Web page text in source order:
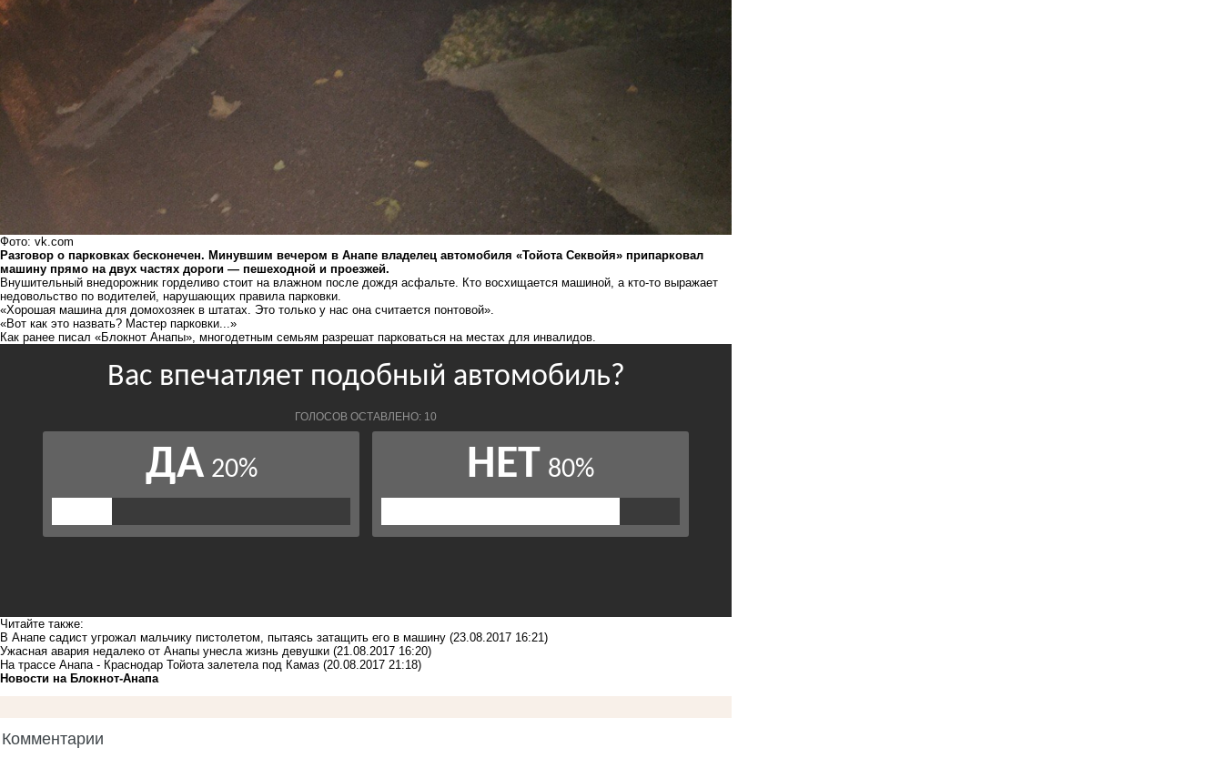
Фото: vk.com
Разговор о парковках бесконечен. Минувшим вечером в Анапе владелец автомобиля «Тойота Секвойя» припарковал
машину прямо на двух частях дороги — пешеходной и проезжей.
Внушительный внедорожник горделиво стоит на влажном после дождя асфальте. Кто восхищается машиной, а кто-то выражает
недовольство по водителей, нарушающих правила парковки.
«Хорошая машина для домохозяек в штатах. Это только у нас она считается понтовой».
«Вот как это назвать? Мастер парковки...»
Как ранее писал «Блокнот Анапы», многодетным семьям разрешат парковаться на местах для инвалидов.
Читайте также:
В Анапе садист угрожал мальчику пистолетом, пытаясь затащить его в машину (23.08.2017 16:21)
Ужасная авария недалеко от Анапы унесла жизнь девушки (21.08.2017 16:20)
На трассе Анапа - Краснодар Тойота залетела под Камаз (20.08.2017 21:18)
Новости на Блoкнoт-Анапа
Комментарии